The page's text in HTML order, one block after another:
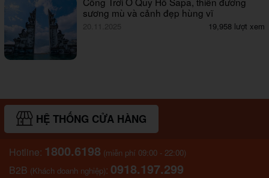
sương mù và cảnh đẹp hùng vĩ
20.11.2025 19,958 lượt xem
HỆ THỐNG CỬA HÀNG
Hotline: 1800.6198 (miễn phí 09:00 - 22:00)
B2B (Khách doanh nghiệp): 0918.197.299